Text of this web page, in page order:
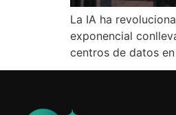
La IA ha
exponencial
centros de datos